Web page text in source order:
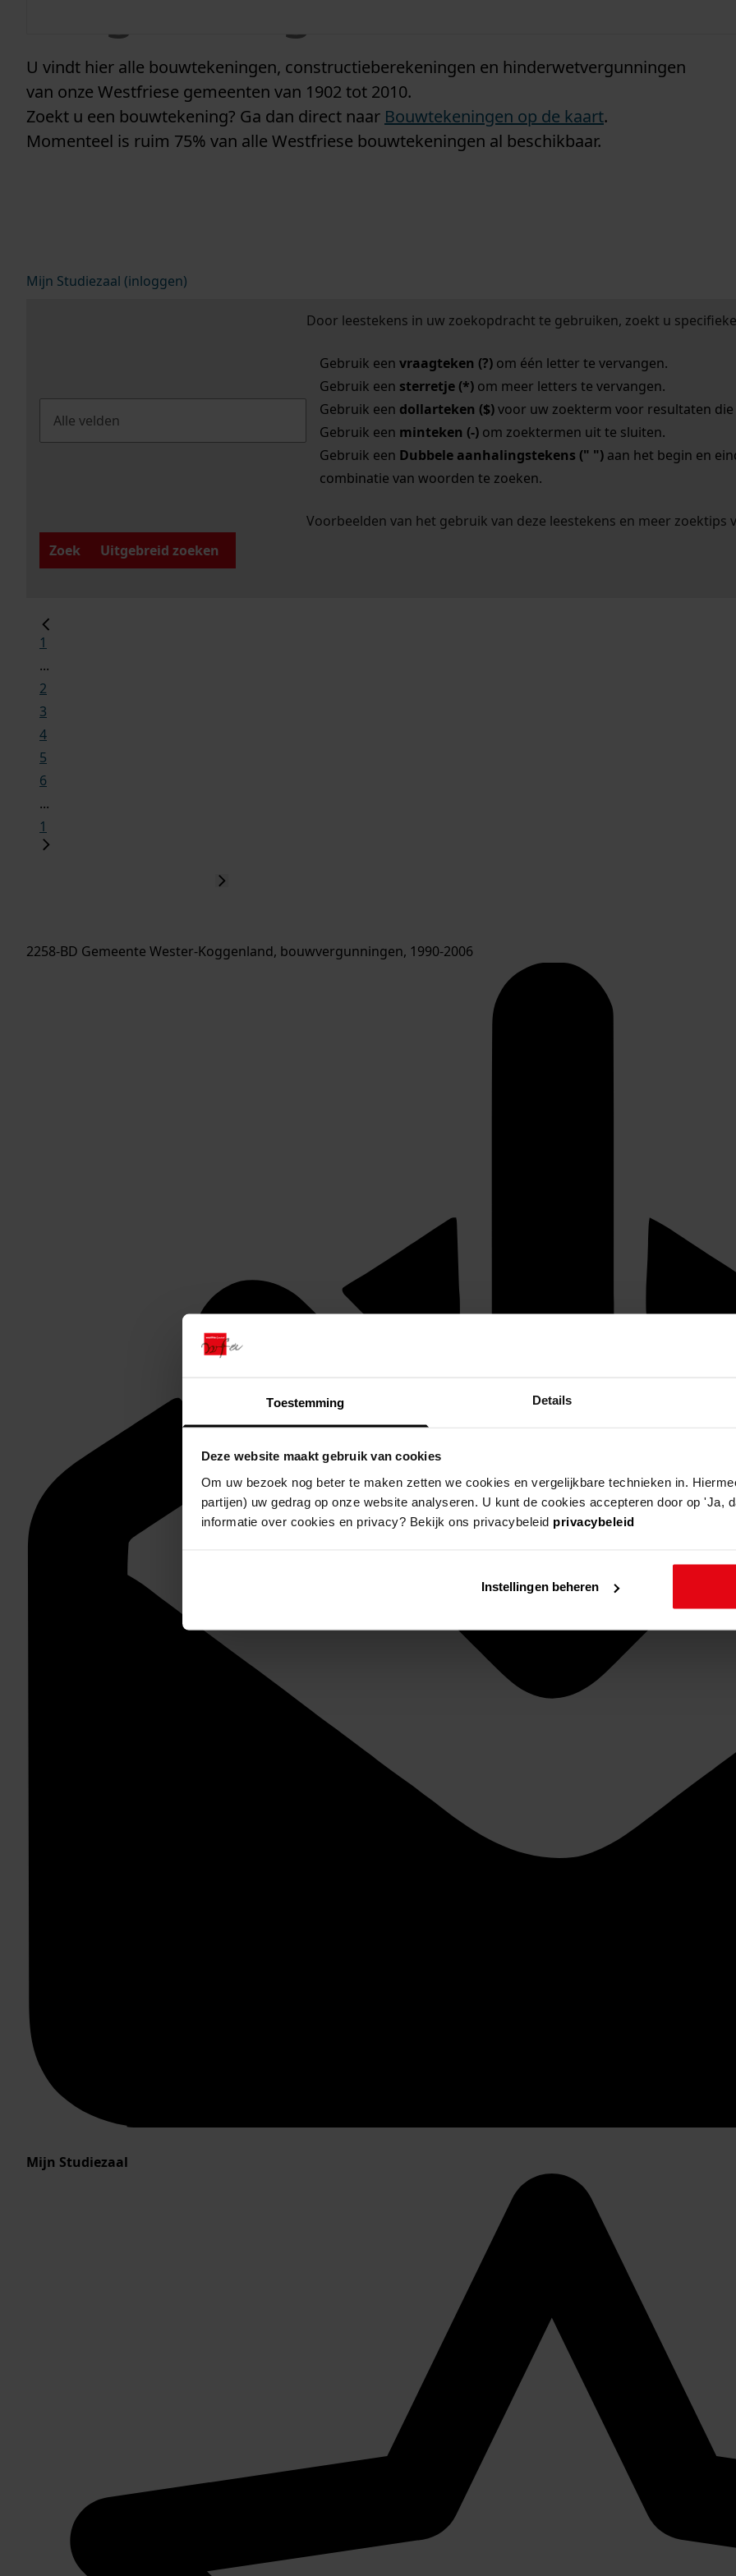
Toestemming Details
Deze website maakt gebruik van cookies
Om uw bezoek nog beter te maken zetten we cookies en vergelijkbare technieken in.
partijen) uw gedrag op onze website analyseren. U kunt de cookies accepteren door op 'Ja,
informatie over cookies en privacy? Bekijk ons privacybeleid privacybeleid
Instellingen beheren
U vindt hier alle bouwtekeningen, constructieberekeningen en hinderwetvergunningen
van onze Westfriese gemeenten van 1902 tot 2010.
Zoekt u een bouwtekening? Ga dan direct naar Bouwtekeningen op de kaart.
Momenteel is ruim 75% van alle Westfriese bouwtekeningen al beschikbaar.
Mijn Studiezaal (inloggen)
Door leestekens in uw zoekopdracht te gebruiken, zoekt u
Gebruik een vraagteken (?)om één letter te vervangen.
Gebruik een sterretje (*)om meer letters te vervangen.
Gebruik een dollarteken ($)voor uw zoekterm voor resultaten die
Gebruik een minteken (-)om zoektermen uit te sluiten.
Gebruik een Dubbele aanhalingstekens (" ")aan het begin en
combinatie van woorden te zoeken.
Voorbeelden van het gebruik van deze leestekens en meer zoektips
Zoek
Uitgebreid zoeken
1
...
2
3
4
5
6
...
1
2258-BD Gemeente Wester-Koggenland, bouwvergunningen, 1990-2006
Mijn Studiezaal